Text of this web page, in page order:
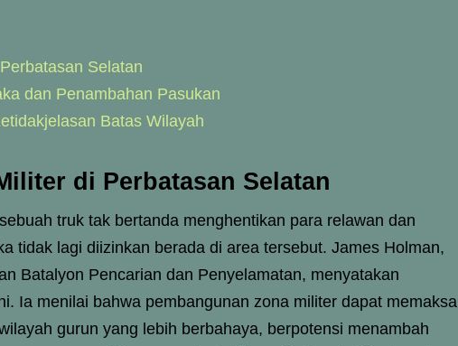
Selatan
dan Penambahan Pasukan
Batas Wilayah
di Perbatasan Selatan
truk tak bertanda menghentikan para relawan dan
tidak lagi diizinkan berada di area tersebut. James Holman,
Batalyon Pencarian dan Penyelamatan, menyatakan
Ia menilai bahwa pembangunan zona militer dapat memaksa
gurun yang lebih berbahaya, berpotensi menambah